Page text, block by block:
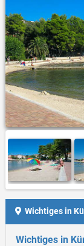
Wichtiges in
Wichtiges in